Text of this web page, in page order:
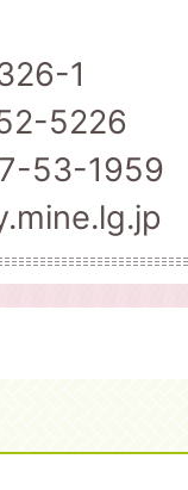
1
5226
53-1959